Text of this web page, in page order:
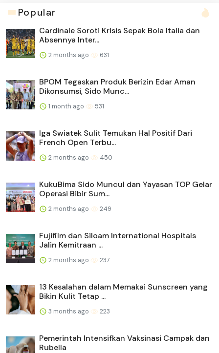
Popular
Cardinale Soroti Krisis Sepak Bola Italia dan
Absennya Inter...
2 months ago 631
BPOM Tegaskan Produk Berizin Edar Aman
Dikonsumsi, Sido Munc...
1 month ago 531
Iga Swiatek Sulit Temukan Hal Positif Dari
French Open Terbu...
2 months ago 450
KukuBima Sido Muncul dan Yayasan TOP Gelar
Operasi Bibir Sum...
2 months ago 249
Fujifilm dan Siloam International Hospitals
Jalin Kemitraan ...
2 months ago 237
13 Kesalahan dalam Memakai Sunscreen yang
Bikin Kulit Tetap ...
3 months ago 223
Pemerintah Intensifkan Vaksinasi Campak dan
Rubella